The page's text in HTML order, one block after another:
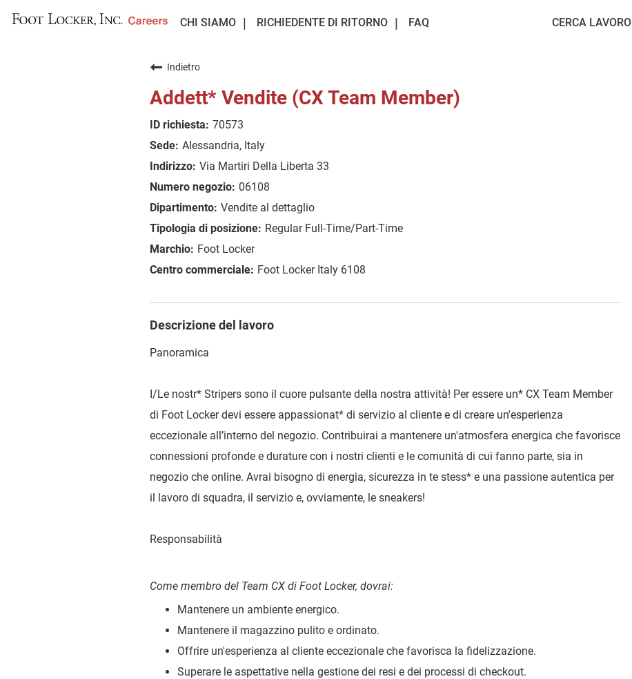
CHI SIAMO RICHIEDENTE DI RITORNO FAQ CERCA LAVORO
Indietro
Addett* Vendite (CX Team Member)
70573
Alessandria, Italy
Via Martiri Della Liberta 33
06108
Vendite al dettaglio
Regular Full-Time/Part-Time
Foot Locker
Foot Locker Italy 6108
Descrizione del lavoro
Panoramica
I/Le nostr* Stripers sono il cuore pulsante della nostra attività! Per essere un* CX Team Member
di Foot Locker devi essere appassionat* di servizio al cliente e di creare un'esperienza
eccezionale all’interno del negozio. Contribuirai a mantenere un'atmosfera energica che favorisce
connessioni profonde e durature con i nostri clienti e le comunità di cui fanno parte, sia in
negozio che online. Avrai bisogno di energia, sicurezza in te stess* e una passione autentica per
il lavoro di squadra, il servizio e, ovviamente, le sneakers!
Responsabilità
Come membro del Team CX di Foot Locker, dovrai:
Mantenere un ambiente energico.
Mantenere il magazzino pulito e ordinato.
Offrire un'esperienza al cliente eccezionale che favorisca la fidelizzazione.
Superare le aspettative nella gestione dei resi e dei processi di checkout.